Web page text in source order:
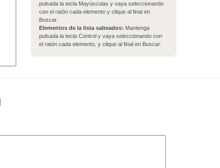
pulsada la tecla Mayúsculas y vaya seleccionando
con el ratón cada elemento y clique al final en
Buscar.
Elementos de la lista salteados: Mantenga
pulsada la tecla Control y vaya seleccionando con
el ratón cada elemento, y clique al final en Buscar.